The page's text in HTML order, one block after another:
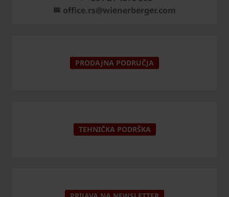
office.rs@wienerberger.com
PRODAJNA PODRUČJA
TEHNIČKA PODRŠKA